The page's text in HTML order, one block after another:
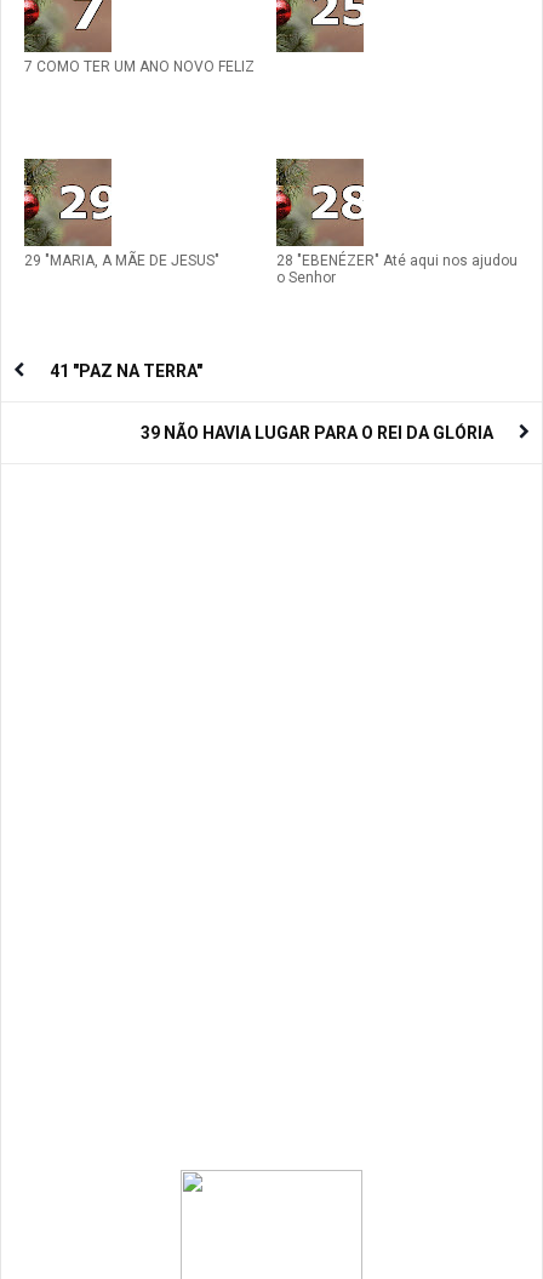
7 COMO TER UM ANO NOVO FELIZ
29 "MARIA, A MÃE DE JESUS"
28 "EBENÉZER" Até aqui nos ajudou
o Senhor
41 "PAZ NA TERRA"
39 NÃO HAVIA LUGAR PARA O REI DA GLÓRIA